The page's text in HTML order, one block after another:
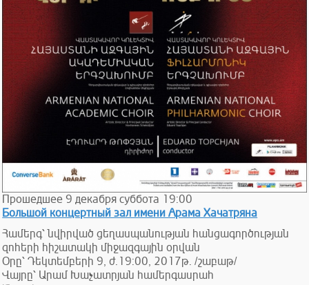
Прошедшее 9 декабря суббота 19:00
Большой концертный зал имени Арама Хачатряна
Համերգ՝ նվիրված ցեղասպանության հանցագործության
զոհերի հիշատակի միջազգային օրվան
Օրը՝ Դեկտեմբերի 9, ժ.19:00, 2017թ. /շաբաթ/
Վայրը՝ Արամ Խաչատրյան համերգասրահ